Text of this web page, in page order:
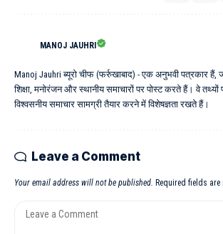
MANOJ JAUHRI
Manoj Jauhri ब्यूरो चीफ (फर्रुखाबाद) - एक अनुभवी पत्रकार हैं,
शिक्षा, मनोरंजन और स्थानीय समाचारों पर पोस्ट करते हैं। वे
विश्वसनीय समाचार सामग्री तैयार करने में विशेषज्ञता रखते हैं।
Leave a Comment
Your email address will not be published. Required fields are